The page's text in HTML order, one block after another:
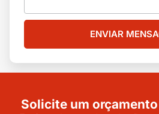
ENVIAR
Solicite um